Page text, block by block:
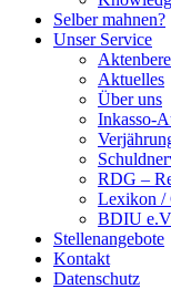
Selber mahnen?
Unser Service
Aktuelles
Über uns
Inkasso-
RDG –
Lexikon /
BDIU
Stellenangebote
Kontakt
Datenschutz